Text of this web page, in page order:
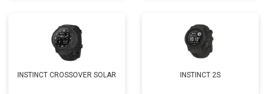
INSTINCT CROSSOVER SOLAR INSTINCT 2S